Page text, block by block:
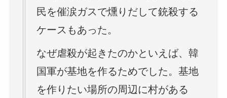
民を催涙ガスで燻りだして銃殺する
ケースもあった。
なぜ虐殺が起きたのかといえば、韓
国軍が基地を作るためでした。基地
を作りたい場所の周辺に村がある